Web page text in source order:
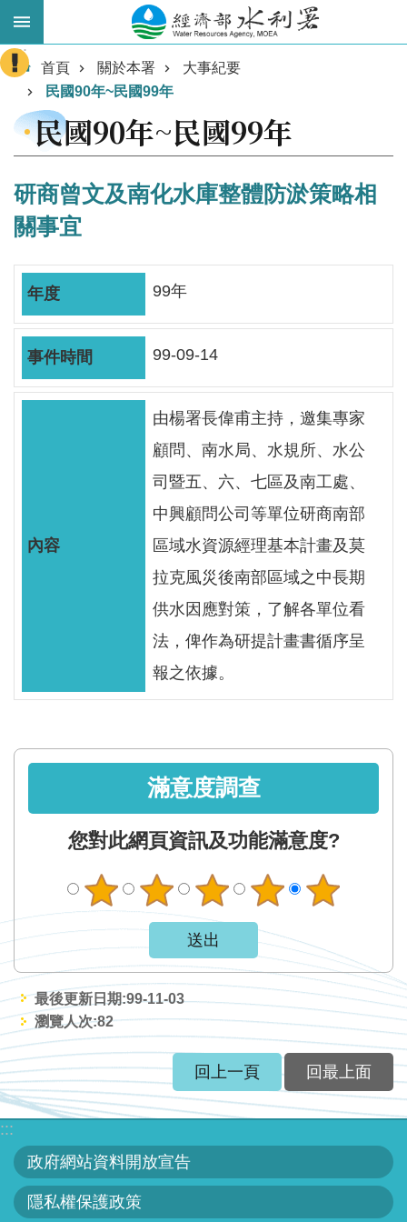
跳到主要內容區塊
進
階
搜
尋
業
務
主
公
民
本
網
站
導
覽
回
首
頁
意
:::
首頁 關於本署
大事紀要
民國90年~民國99年
民國90年~民國99年
研商曾文及南化水庫整體防淤策略相
關事宜
99年
99-09-14
由楊署長偉甫主持，邀集專家
顧問、南水局、水規所、水公
司暨五、六、七區及南工處、
中興顧問公司等單位研商南部
區域水資源經理基本計畫及莫
拉克風災後南部區域之中長期
供水因應對策，了解各單位看
法，俾作為研提計畫書循序呈
報之依據。
滿意度調查
您對此網頁資訊及功能滿意度?
最後更新日期:99-11-03
瀏覽人次:82
回上一頁 回最上面
:::
政府網站資料開放宣告
隱私權保護政策